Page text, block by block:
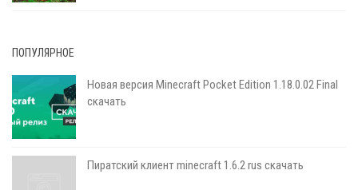
ПОПУЛЯРНОЕ
Новая версия Minecraft Pocket Edition 1.18.0.02 Final
скачать
Пиратский клиент minecraft 1.6.2 rus скачать